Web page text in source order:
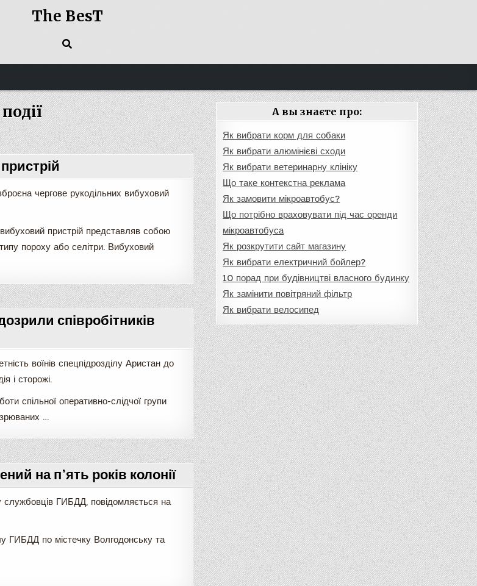
The BesT
чергове рукодільних вибуховий
пристрій представляв собою
пороху або селітри. Вибуховий
співробітників
воїнів спецпідрозділу Аристан до
і сторожі.
спільної оперативно-слідчої групи
…
на п’ять років колонії
службовців ГИБДД, повідомляється на
ГИБДД по містечку Волгодонську та
А вы знаєте про:
Як вибрати корм для собаки
Як вибрати алюмінієві сходи
Як вибрати ветеринарну клініку
Що таке контекстна реклама
Як замовити мікроавтобус?
Що потрібно враховувати під час оренди
мікроавтобуса
Як розкрутити сайт магазину
Як вибрати електричний бойлер?
10 порад при будівництві власного будинку
Як замінити повітряний фільтр
Як вибрати велосипед